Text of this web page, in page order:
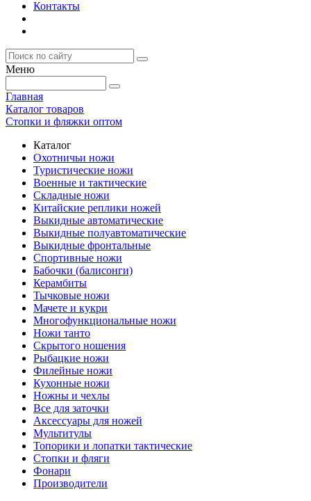
Контакты
Меню
Главная
Каталог товаров
Стопки и фляжки оптом
Каталог
Охотничьи ножи
Туристические ножи
Военные и тактические
Складные ножи
Китайские реплики ножей
Выкидные автоматические
Выкидные полуавтоматические
Выкидные фронтальные
Спортивные ножи
Бабочки (балисонги)
Керамбиты
Тычковые ножи
Мачете и кукри
Многофункциональные ножи
Ножи танто
Скрытого ношения
Рыбацкие ножи
Филейные ножи
Кухонные ножи
Ножны и чехлы
Все для заточки
Аксессуары для ножей
Мультитулы
Топорики и лопатки тактические
Стопки и фляги
Фонари
Производители